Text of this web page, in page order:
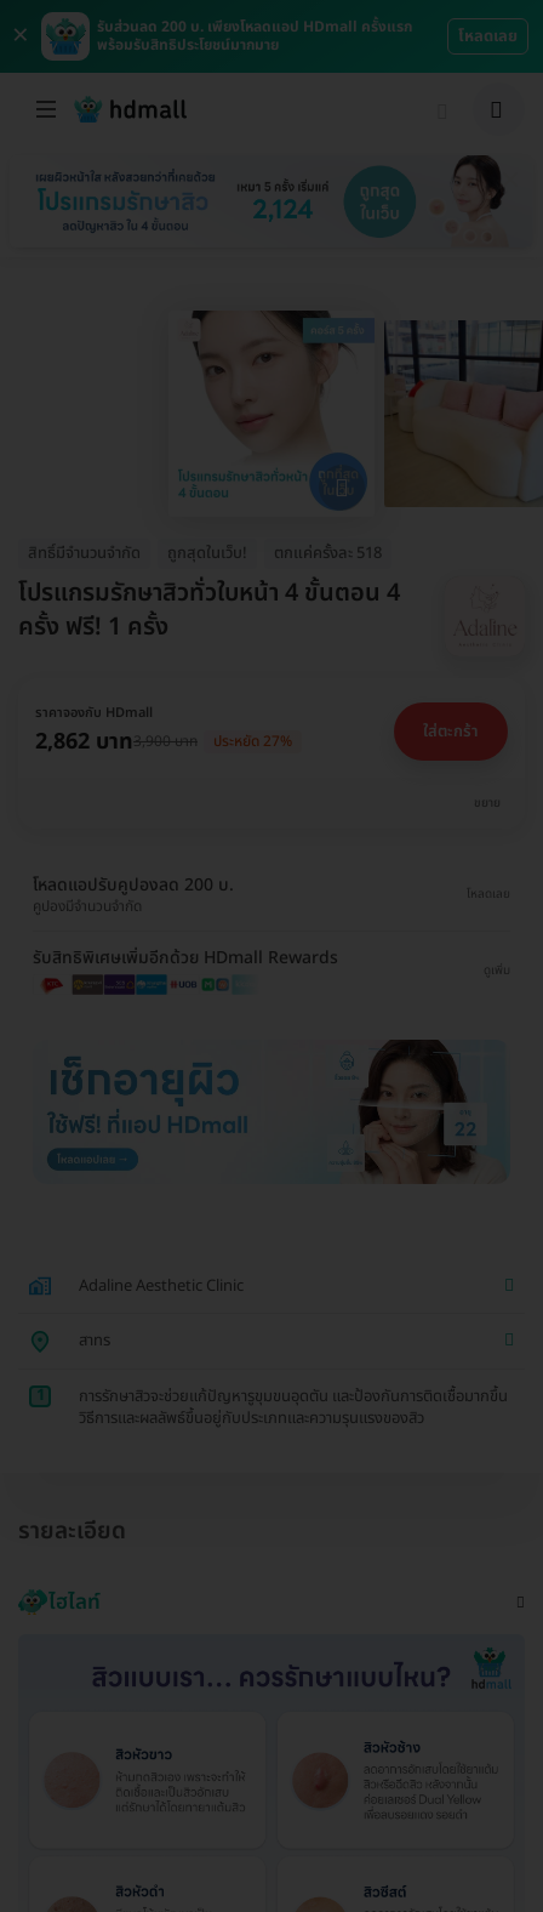
×
รับส่วนลด 200 บ. เพียงโหลดแอป HDmall ครั้งแรก
พร้อมรับสิทธิประโยชน์มากมาย
โหลดเลย
สิทธิ์มีจำนวนจำกัด ถูกสุดในเว็บ! ตกแค่ครั้งละ 518
โปรแกรมรักษาสิวทั่วใบหน้า 4 ขั้นตอน 4
ครั้ง ฟรี! 1 ครั้ง
ราคาจองกับ HDmall
2,862 บาท3,900 บาท ประหยัด 27% ใส่ตะกร้า
ขยาย
โหลดแอปรับคูปองลด 200 บ.
คูปองมีจำนวนจำกัด
โหลดเลย
รับสิทธิพิเศษเพิ่มอีกด้วย HDmall Rewards
ดูเพิ่ม
Adaline Aesthetic Clinic
สาทร
1
การรักษาสิวจะช่วยแก้ปัญหารูขุมขนอุดตัน และป้องกันการติดเชื้อมากขึ้น
วิธีการและผลลัพธ์ขึ้นอยู่กับประเภทและความรุนแรงของสิว
รายละเอียด
ไฮไลท์